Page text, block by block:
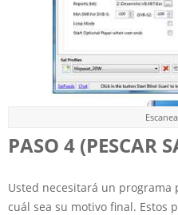
PASO 4 (PESCAR
Usted necesitará un
cuál sea su motivo final. Estos